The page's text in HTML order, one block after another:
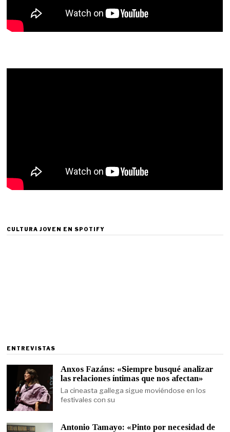
CULTURA JOVEN EN SPOTIFY
ENTREVISTAS
Anxos Fazáns: «Siempre busqué analizar
las relaciones íntimas que nos afectan»
La cineasta gallega sigue moviéndose en los
festivales con su
Antonio Tamayo: «Pinto por necesidad de